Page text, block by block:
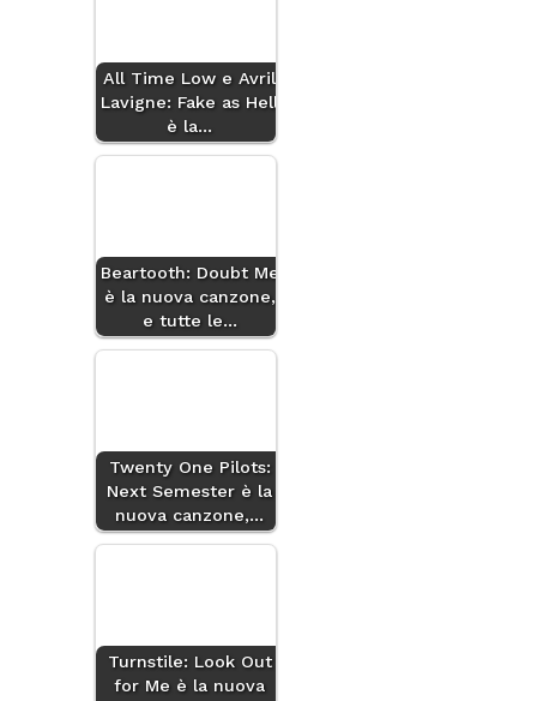
All Time Low e Avril
Lavigne: Fake as Hell
è la…
Beartooth: Doubt Me
è la nuova canzone,
e tutte le…
Twenty One Pilots:
Next Semester è la
nuova canzone,…
Turnstile: Look Out
for Me è la nuova